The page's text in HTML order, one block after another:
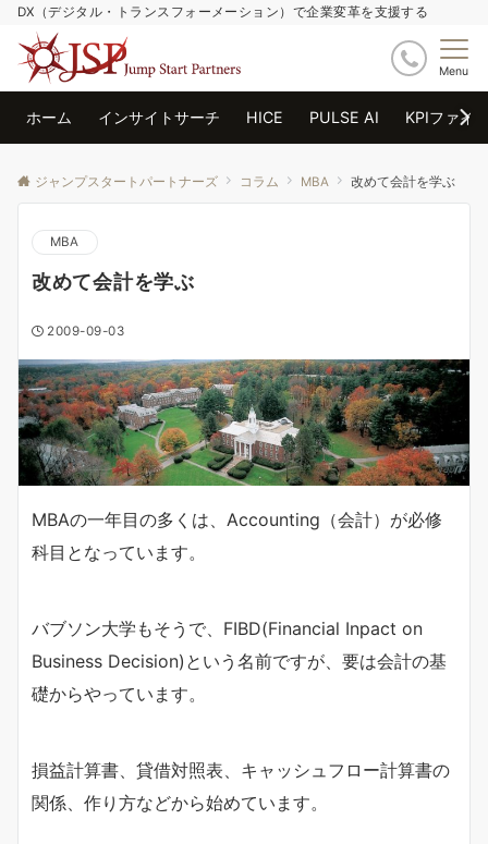
DX（デジタル・トランスフォーメーション）で企業変革を支援する
Menu
ホーム インサイトサーチ HICE PULSE AI KPIファイ
ジャンプスタートパートナーズ コラム MBA 改めて会計を学ぶ
MBA
改めて会計を学ぶ
2009-09-03
MBAの一年目の多くは、Accounting（会計）が必修
科目となっています。
バブソン大学もそうで、FIBD(Financial Inpact on
Business Decision)という名前ですが、要は会計の基
礎からやっています。
損益計算書、貸借対照表、キャッシュフロー計算書の
関係、作り方などから始めています。